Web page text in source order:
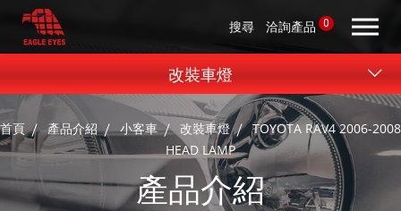
搜尋 洽詢產品 0
首頁 產品介紹 小客車 改裝車燈
TOYOTA RAV4 2006-2008
HEAD LAMP
產品介紹
改裝車燈